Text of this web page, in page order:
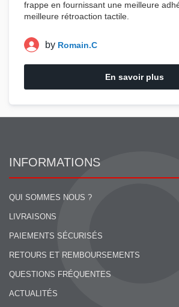
frappe en fournissant une meilleure
meilleure rétroaction tactile.
by Romain.C
En savoir plus
INFORMATIONS
QUI SOMMES NOUS ?
LIVRAISONS
PAIEMENTS SÉCURISÉS
RETOURS ET REMBOURSEMENTS
QUESTIONS FRÉQUENTES
ACTUALITÉS